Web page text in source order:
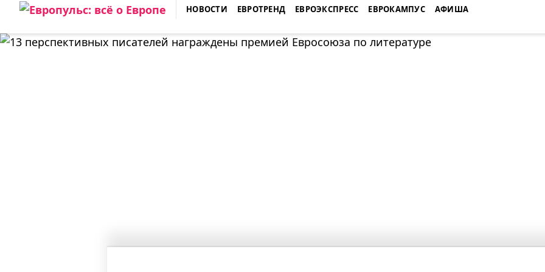
Skip
content
ЕВРОПУЛЬС: ВСЁ О ЕВРОПЕ
НОВОСТИ ЕВРОТРЕНД ЕВРОЭКСПРЕСС ЕВРОКАМПУС АФИША